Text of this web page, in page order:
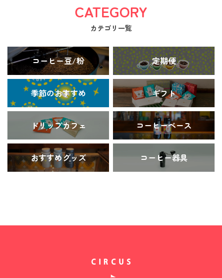
CATEGORY
カテゴリ一覧
コーヒー豆/粉 定期便
季節のおすすめ ギフト
ドリップカフェ コーヒーベース
おすすめグッズ コーヒー器具